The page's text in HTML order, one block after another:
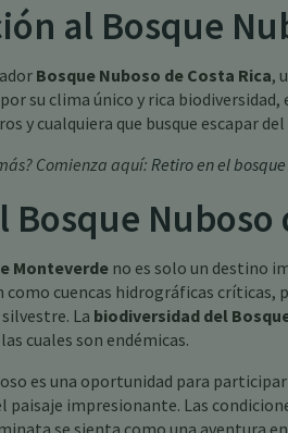
al Bosque
Bosque Nuboso de Costa Rica,
su clima único y rica
y cualquiera que busque escapar
Comienza aquí: Retiro en el
Bosque
Monteverde no es solo un destino
como cuencas hidrográficas críticas,
La biodiversidad del
cuales son endémicas.
es una oportunidad para
impresionante. Las
se sienta como una aventura